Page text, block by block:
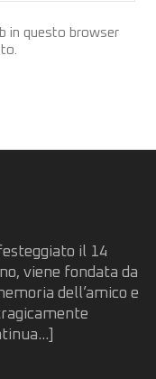
in questo browser
il 14
viene fondata da
dell’amico e